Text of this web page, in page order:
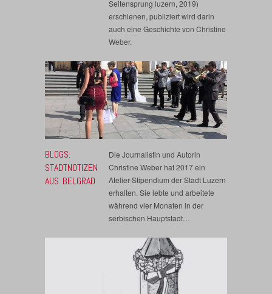
Seitensprung luzern, 2019)
erschienen, publiziert wird darin
auch eine Geschichte von Christine
Weber.
BLOGS:
STADTNOTIZEN
AUS BELGRAD
Die Journalistin und Autorin
Christine Weber hat 2017 ein
Atelier-Stipendium der Stadt Luzern
erhalten. Sie lebte und arbeitete
während vier Monaten in der
serbischen Hauptstadt…